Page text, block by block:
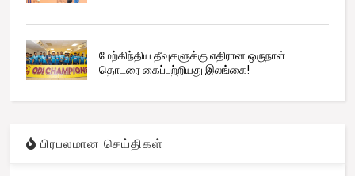
மேற்கிந்திய தீவுகளுக்கு எதிரான ஒருநாள்
தொடரை கைப்பற்றியது இலங்கை!
பிரபலமான செய்திகள்